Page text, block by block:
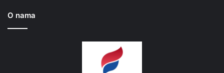
O nama